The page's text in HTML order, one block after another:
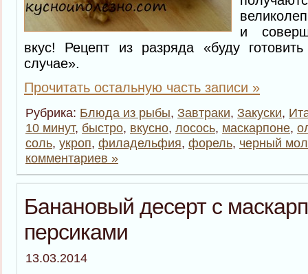
и
вкус! Рецепт из разряда «буду
случае».
Прочитать остальную часть записи »
Рубрика: Блюда из рыбы, Завтраки, Закуски,
10 минут, быстро, вкусно, лосось, маскарпоне,
соль, укроп, филадельфия, форель, черный
комментариев »
Банановый десерт с
персиками
13.03.2014